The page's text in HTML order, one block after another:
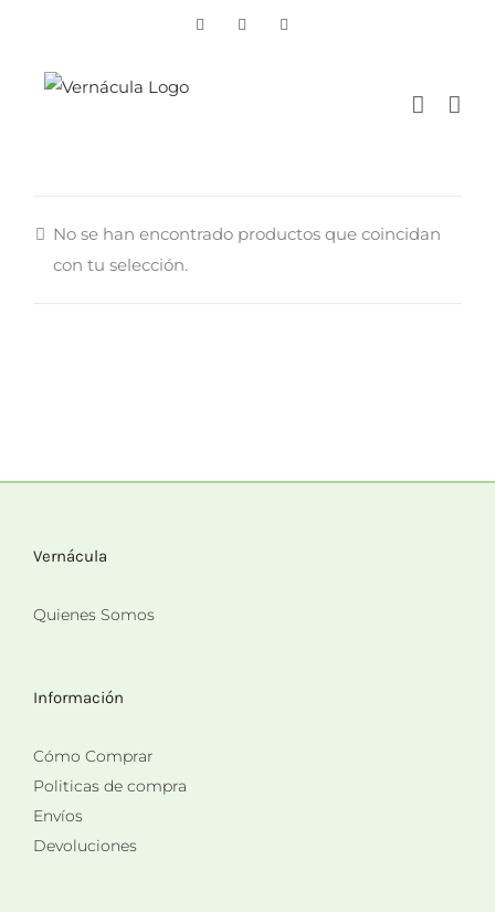
content
Vimeo Facebook
No se han encontrado productos que coincidan
con tu selección.
Vernácula
Quienes Somos
Información
Cómo Comprar
Politicas de compra
Envíos
Devoluciones